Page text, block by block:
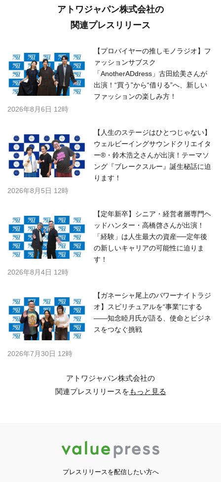
アトワジャパン株式会社の
関連プレスリリース
【プロバイヤーの推しモノラジオ】フ
ァッションサブスク
「AnotherADdress」古田絵美さんが
出演！“買う”から“借りる”へ、新しい
ファッションの楽しみ方！
2026年8月6日 12時
【人生のステージはひとつじゃない】
ウェルビーイングサウンドクリエイタ
ー®・鈴木浩之さんが出演！テーマソ
ング『ブレークスルー』誕生秘話に迫
ります！
2026年8月5日 12時
【定年新卒】シニア・経営者層専門ヘ
ッドハンター・高橋啓さんが出演！
「経験」は人生最大の資産──定年後
の新しいキャリアの可能性に迫りま
す！
2026年8月4日 12時
【ガネーシャ尾上のパワーナイトラジ
オ】スピリチュアルを“事業”にする
――知念睦月氏が語る、使命とビジネ
スをつなぐ挑戦
2026年7月30日 12時
アトワジャパン株式会社の
関連プレスリリースをもっと見る
プレスリリースを配信したい方へ